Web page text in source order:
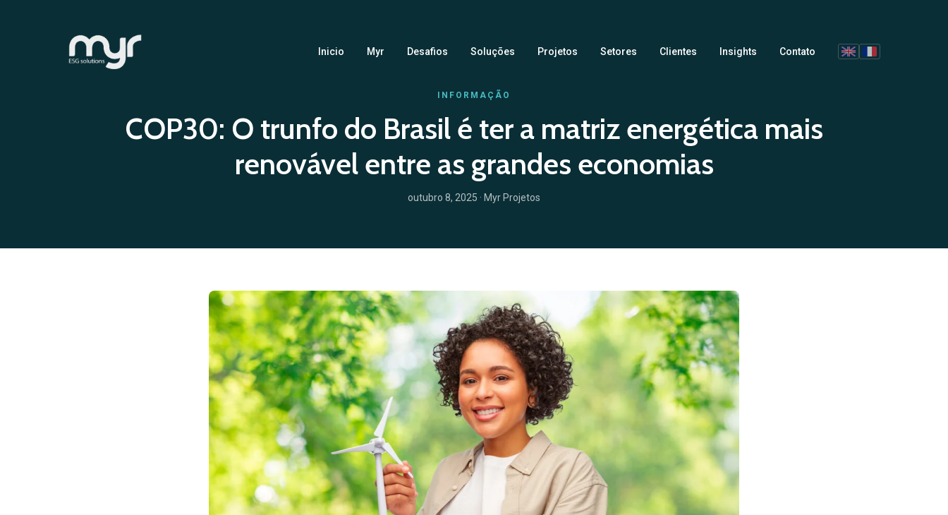
Inicio Myr Desafios Soluções Projetos Setores Clientes Insights Contato
INFORMAÇÃO
COP30: O trunfo do Brasil é ter a matriz energética mais
renovável entre as grandes economias
outubro 8, 2025 · Myr Projetos